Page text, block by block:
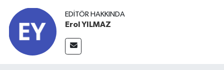
EDITÖR HAKKINDA
Erol YILMAZ